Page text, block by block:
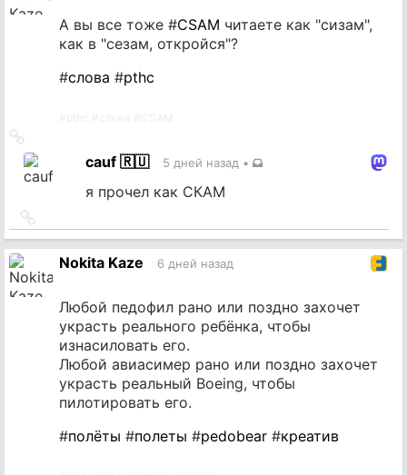
А вы все тоже #CSAM читаете как "сизам",
как в "сезам, откройся"?
#слова #pthc
на
источник
cauf 🇷🇺 5 дней назад •
я прочел как СКАМ
на
источник
Nokita Kaze 6 дней назад
Любой педофил рано или поздно захочет
украсть реального ребёнка, чтобы
изнасиловать его.
Любой авиасимер рано или поздно захочет
украсть реальный Boeing, чтобы
пилотировать его.
#полёты #полеты #pedobear #креатив